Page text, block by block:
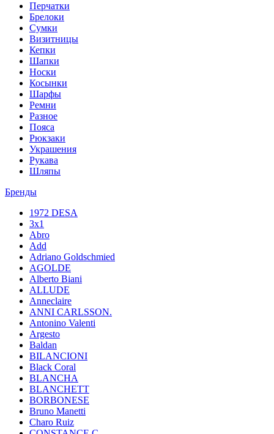
Перчатки
Брелоки
Сумки
Визитницы
Кепки
Шапки
Носки
Косынки
Шарфы
Ремни
Разное
Пояса
Рюкзаки
Украшения
Рукава
Шляпы
Бренды
1972 DESA
3x1
Abro
Add
Adriano Goldschmied
AGOLDE
Alberto Biani
ALLUDE
Anneclaire
ANNI CARLSSON.
Antonino Valenti
Argesto
Baldan
BILANCIONI
Black Coral
BLANCHA
BLANCHETT
BORBONESE
Bruno Manetti
Charo Ruiz